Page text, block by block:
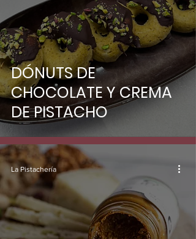
DÓNUTS DE
CHOCOLATE Y CREMA
DE PISTACHO
La Pistachería